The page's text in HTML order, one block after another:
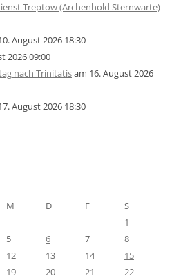
Treptow (Archenhold Sternwarte)
August 2026 18:30
2026 09:00
nach Trinitatisam 16. August 2026
August 2026 18:30
M D F
S
1
5 6 7
8
12 13 14
15
19 20 21
22